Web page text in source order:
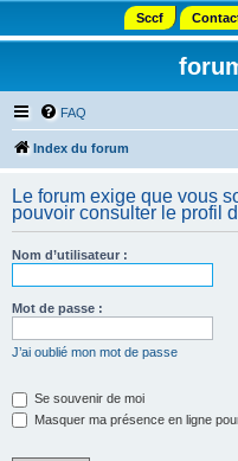
Sccf
FAQ
Index du forum
Le forum exige que vous
pouvoir consulter le profil
Nom d’utilisateur :
Mot de passe :
J’ai oublié mon mot de passe
Se souvenir de moi
Masquer ma présence en ligne